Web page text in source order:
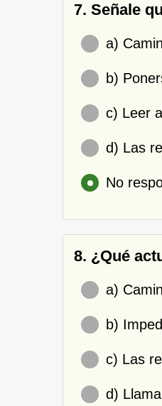
7. Señale
a)
b)
c) Leer
d) Las
No
8. ¿Qué
a)
b)
c) Las
d)